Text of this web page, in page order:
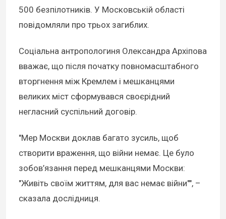
500 безпілотників. У Московській області
повідомляли про трьох загиблих.
Соціальна антропологиня Олександра Архіпова
вважає, що після початку повномасштабного
вторгнення між Кремлем і мешканцями
великих міст сформувався своєрідний
негласний суспільний договір.
"Мер Москви доклав багато зусиль, щоб
створити враження, що війни немає. Це було
зобов’язання перед мешканцями Москви:
"Живіть своїм життям, для вас немає війни"", –
сказала дослідниця.